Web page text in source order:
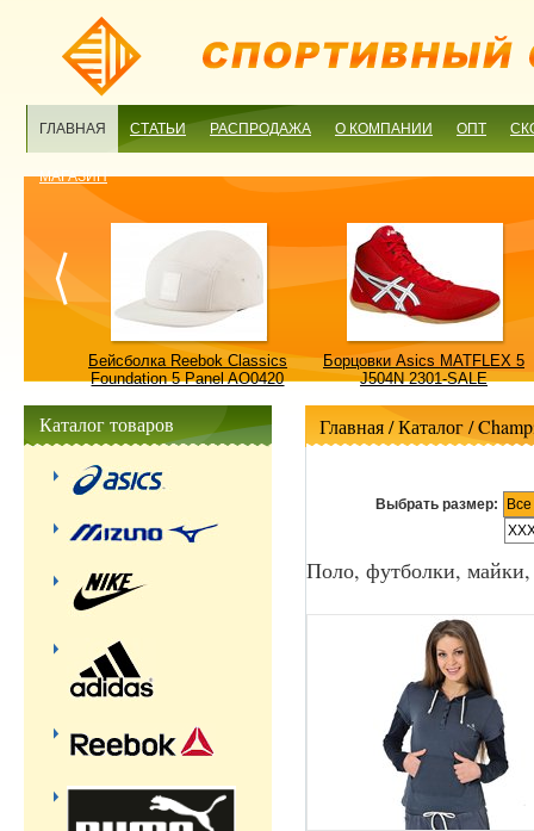
ГЛАВНАЯ СТАТЬИ РАСПРОДАЖА О КОМПАНИИ ОПТ
МАГАЗИН
Бейсболка Reebok Classics
Foundation 5 Panel AO0420
Борцовки Asics MATFLEX 5
J504N 2301-SALE
Главная/ Каталог /
Выбрать размер:
Поло, футболки,
Каталог товаров